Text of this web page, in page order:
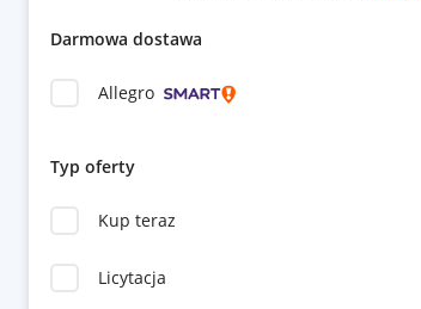
Darmowa dostawa
Allegro
Typ oferty
Kup teraz
Licytacja